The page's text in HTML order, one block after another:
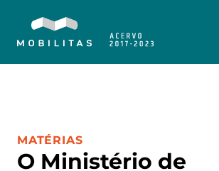
O Ministério de
CATEGORIA:
MATÉRIAS